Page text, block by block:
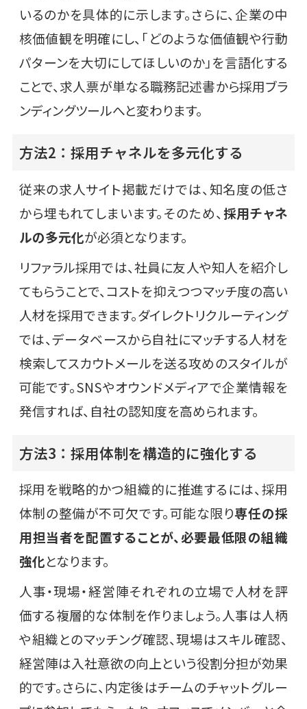
いるのかを具体的に示します。さらに、企業の中
核価値観を明確にし、「どのような価値観や行動
パターンを大切にしてほしいのか」を言語化する
ことで、求人票が単なる職務記述書から採用ブラ
ンディングツールへと変わります。
方法2：採用チャネルを多元化する
従来の求人サイト掲載だけでは、知名度の低さ
から埋もれてしまいます。そのため、採用チャネ
ルの多元化が必須となります。
リファラル採用では、社員に友人や知人を紹介し
てもらうことで、コストを抑えつつマッチ度の高い
人材を採用できます。ダイレクトリクルーティング
では、データベースから自社にマッチする人材を
検索してスカウトメールを送る攻めのスタイルが
可能です。SNSやオウンドメディアで企業情報を
発信すれば、自社の認知度を高められます。
方法3：採用体制を構造的に強化する
採用を戦略的かつ組織的に推進するには、採用
体制の整備が不可欠です。可能な限り専任の採
用担当者を配置することが、必要最低限の組織
強化となります。
人事・現場・経営陣それぞれの立場で人材を評
価する複層的な体制を作りましょう。人事は人柄
や組織とのマッチング確認、現場はスキル確認、
経営陣は入社意欲の向上という役割分担が効果
的です。さらに、内定後はチームのチャットグルー